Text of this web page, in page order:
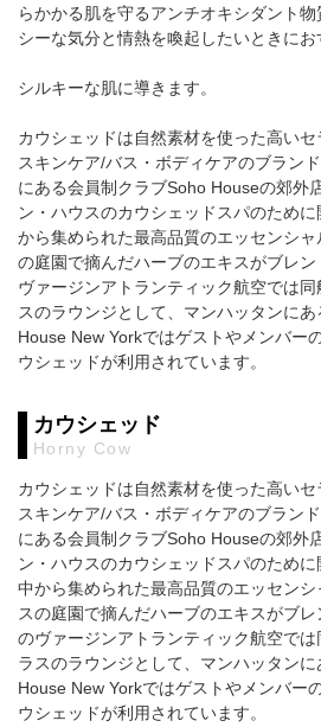
らかかる肌を守るアンチオキシダント
シーな気分と情熱を喚起したいときにお
シルキーな肌に導きます。
カウシェッドは自然素材を使った高い
スキンケア/バス・ボディケアのブラン
にある会員制クラブSoho Houseの郊外
ン・ハウスのカウシェッドスパのため
から集められた最高品質のエッセンシ
の庭園で摘んだハーブのエキスがブレ
ヴァージンアトランティック航空では
スのラウンジとして、マンハッタンに
House New Yorkではゲストやメンバー
ウシェッドが利用されています。
カウシェッド
Horny Cow
カウシェッドは自然素材を使った高い
スキンケア/バス・ボディケアのブラン
にある会員制クラブSoho Houseの郊外
ン・ハウスのカウシェッドスパのため
中から集められた最高品質のエッセン
スの庭園で摘んだハーブのエキスがブ
のヴァージンアトランティック航空で
ラスのラウンジとして、マンハッタン
House New Yorkではゲストやメンバー
ウシェッドが利用されています。